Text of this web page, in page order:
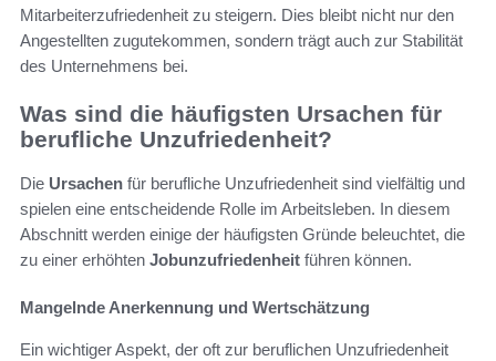
Mitarbeiterzufriedenheit zu steigern. Dies bleibt nicht nur den
Angestellten zugutekommen, sondern trägt auch zur Stabilität
des Unternehmens bei.
Was sind die häufigsten Ursachen für
berufliche Unzufriedenheit?
Die Ursachen für berufliche Unzufriedenheit sind vielfältig und
spielen eine entscheidende Rolle im Arbeitsleben. In diesem
Abschnitt werden einige der häufigsten Gründe beleuchtet, die
zu einer erhöhten Jobunzufriedenheit führen können.
Mangelnde Anerkennung und Wertschätzung
Ein wichtiger Aspekt, der oft zur beruflichen Unzufriedenheit